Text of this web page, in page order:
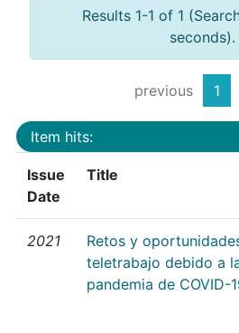
Results 1-1 of 1
seconds).
previous 1
Item hits:
Issue
Date
Title
2021
Retos y
teletrabajo debido a
pandemia de COVID-